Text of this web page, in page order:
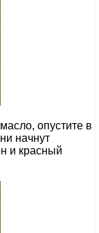
опустите в
начнут
и красный